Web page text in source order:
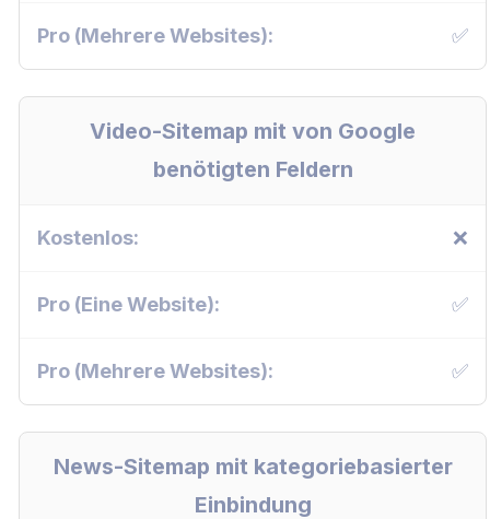
✅
Video-Sitemap mit von Google
benötigten Feldern
❌
✅
✅
News-Sitemap mit kategoriebasierter
Einbindung